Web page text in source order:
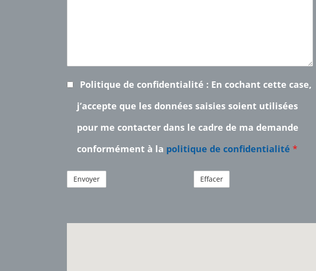
Politique de confidentialité : En cochant cette case,
j’accepte que les données saisies soient utilisées
pour me contacter dans le cadre de ma demande
conformément à la politique de confidentialité *
ReCAPTCHA